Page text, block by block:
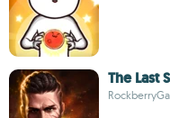
The Last